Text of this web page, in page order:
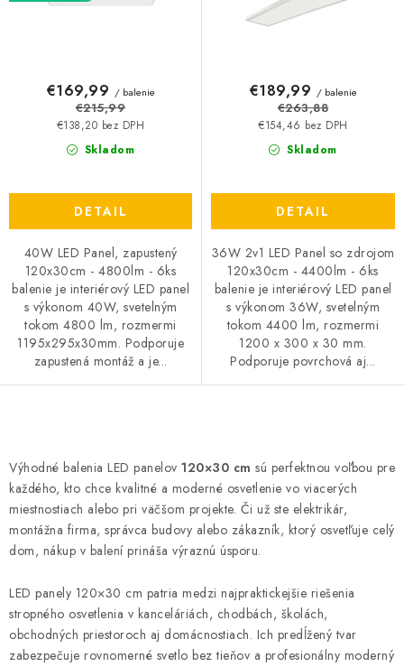
t
u
Skladom
€138,20 bez DPH
€169,99 / balenie
€215,99
DETAIL
40W LED Panel, zapustený
120x30cm - 4800lm - 6ks
balenie je interiérový LED panel
s výkonom 40W, svetelným
tokom 4800 lm, rozmermi
1195x295x30mm. Podporuje
zapustená montáž a je...
Skladom
€154,46 bez DPH
€189,99 / balenie
€263,88
DETAIL
36W 2v1 LED Panel so zdrojom
120x30cm - 4400lm - 6ks
balenie je interiérový LED panel
s výkonom 36W, svetelným
tokom 4400 lm, rozmermi
1200 x 300 x 30 mm.
Podporuje povrchová aj...
v
l
á
d
a
i
e
p
Výhodné balenia LED panelov 120×30 cm sú perfektnou voľbou pre
každého, kto chce kvalitné a moderné osvetlenie vo viacerých
miestnostiach alebo pri väčšom projekte. Či už ste elektrikár,
montážna firma, správca budovy alebo zákazník, ktorý osvetľuje celý
dom, nákup v balení prináša výraznú úsporu.
LED panely 120×30 cm patria medzi najpraktickejšie riešenia
stropného osvetlenia v kanceláriách, chodbách, školách,
obchodných priestoroch aj domácnostiach. Ich predĺžený tvar
zabezpečuje rovnomerné svetlo bez tieňov a profesionálny moderný